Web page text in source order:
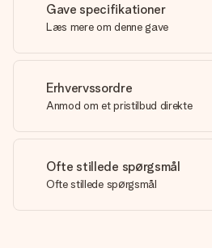
Gave specifikationer
Læs mere om denne gave
Erhvervssordre
Anmod om et pristilbud direkte
Ofte stillede spørgsmål
Ofte stillede spørgsmål